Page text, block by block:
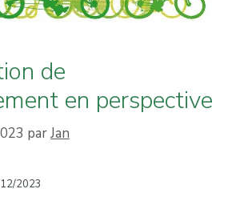
de
en perspective
parJan
2023